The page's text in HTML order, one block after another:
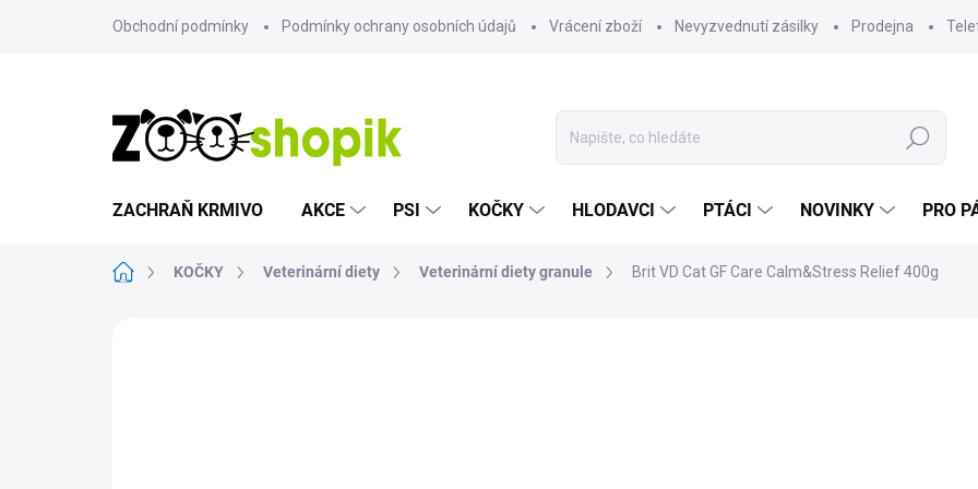
Obchodní podmínky Podmínky ochrany osobních údajů Vrácení zboží Nevyzvednutí zásilky Prodejna
Hledat
ZACHRAŇ KRMIVO AKCE PSI KOČKY HLODAVCI PTÁCI NOVINKY PRO
Domů KOČKY Veterinární diety Veterinární diety granule Brit VD Cat GF Care Calm&Stress Relief 400g